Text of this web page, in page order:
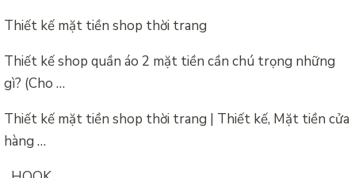
Thiết kế mặt tiền shop thời trang
Thiết kế shop quần áo 2 mặt tiền cần chú trọng những
gì? (Cho …
Thiết kế mặt tiền shop thời trang | Thiết kế, Mặt tiền cửa
hàng …